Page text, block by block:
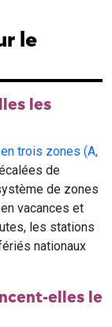
le
les
trois zones (A,
de
de zones
vacances et
les stations
nationaux
elles le